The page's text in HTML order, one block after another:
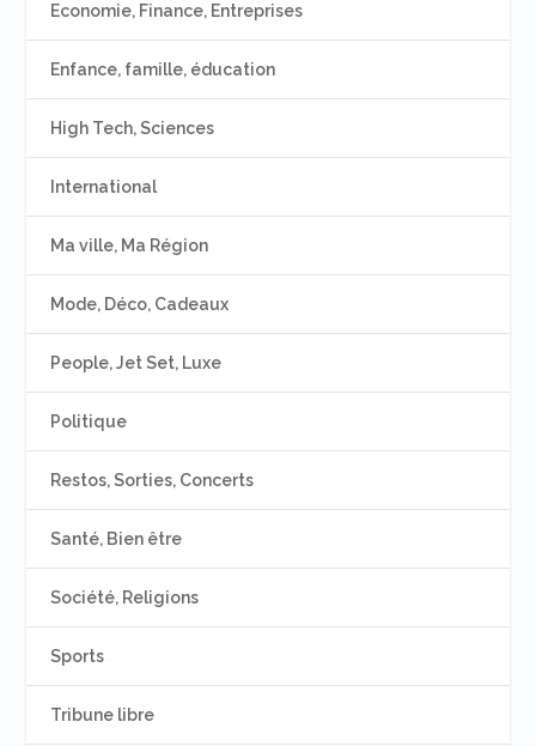
Economie, Finance, Entreprises
Enfance, famille, éducation
High Tech, Sciences
International
Ma ville, Ma Région
Mode, Déco, Cadeaux
People, Jet Set, Luxe
Politique
Restos, Sorties, Concerts
Santé, Bien être
Société, Religions
Sports
Tribune libre